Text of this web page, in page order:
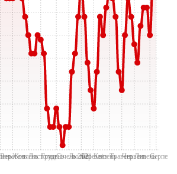
Вересень
ЖовтеньЛиcтопад
ГруденьСічень 2021
ЛютийБерезень
КвітеньТравеньЧервеньЛипеньСерпень